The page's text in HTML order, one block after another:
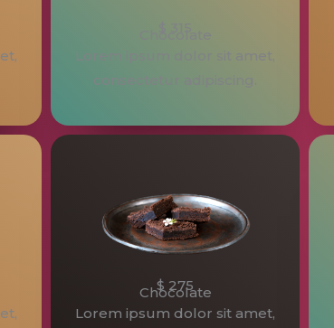
Lorem ipsum dolor sit amet,
consectetur adipiscing.
$ 275
Chocolate
Lorem ipsum dolor sit amet,